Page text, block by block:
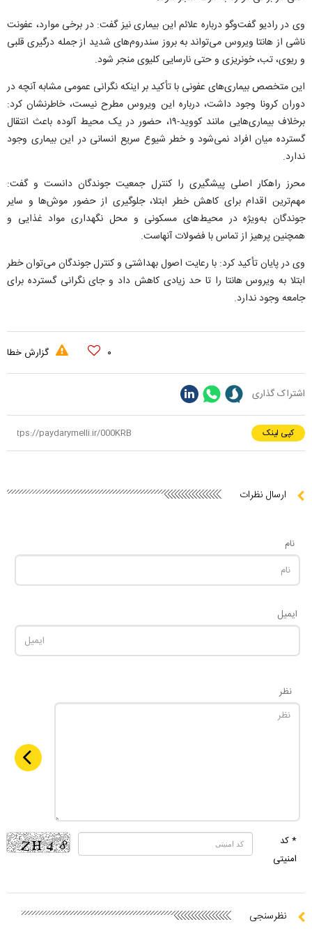
وی در رادیو گفت‌و‌گو درباره علائم این بیماری نیز گفت: در برخی موارد، عفونت
ناشی از هانتا ویروس می‌تواند به بروز سندروم‌های شدید از جمله درگیری قلبی
و ریوی، تب، خونریزی و حتی نارسایی کلیوی منجر شود.
این متخصص بیماری‌های عفونی با تأکید بر اینکه نگرانی عمومی مشابه آنچه در
دوران کرونا وجود داشت، درباره این ویروس مطرح نیست، خاطرنشان کرد:
برخلاف بیماری‌هایی مانند کووید-۱۹، حضور در یک محیط آلوده باعث انتقال
گسترده میان افراد نمی‌شود و خطر شیوع سریع انسانی در این بیماری وجود
ندارد.
محرز راهکار اصلی پیشگیری را کنترل جمعیت جوندگان دانست و گفت:
مهم‌ترین اقدام برای کاهش خطر ابتلا، جلوگیری از حضور موش‌ها و سایر
جوندگان به‌ویژه در محیط‌های مسکونی و محل نگهداری مواد غذایی و
همچنین پرهیز از تماس با فضولات آنهاست.
وی در پایان تأکید کرد: با رعایت اصول بهداشتی و کنترل جوندگان می‌توان خطر
ابتلا به ویروس هانتا را تا حد زیادی کاهش داد و جای نگرانی گسترده برای
جامعه وجود ندارد.
۰ گزارش خطا
اشتراک گذاری
کپی لینک
ارسال نظرات
نام
ایمیل
نظر
* کد
امنیتی
نظرسنجی